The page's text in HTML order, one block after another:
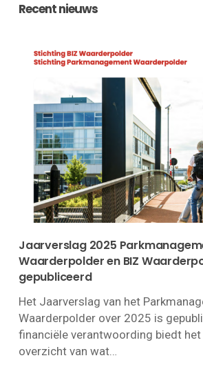
Recent nieuws
Jaarverslag 2025
Waarderpolder en BIZ
gepubliceerd
Het Jaarverslag van het
Waarderpolder over 2025 is
financiële verantwoording biedt
overzicht van wat…